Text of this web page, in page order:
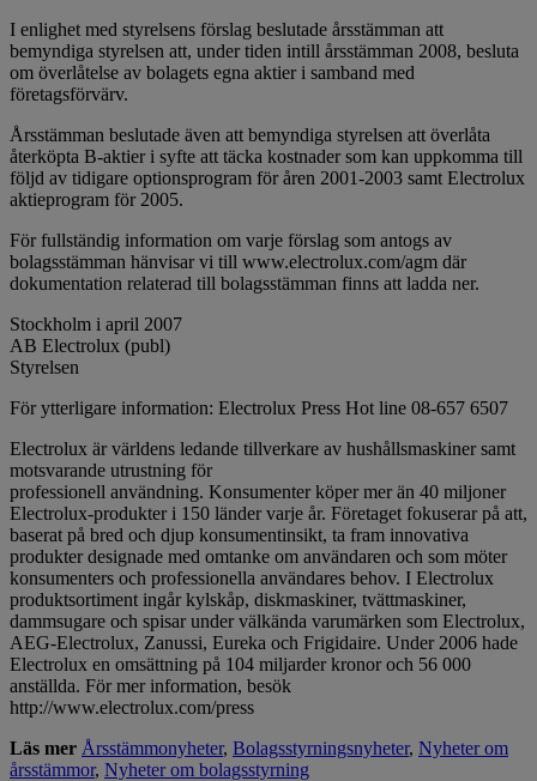
I enlighet med styrelsens förslag beslutade årsstämman att
bemyndiga styrelsen att, under tiden intill årsstämman 2008, besluta
om överlåtelse av bolagets egna aktier i samband med
företagsförvärv.
Årsstämman beslutade även att bemyndiga styrelsen att överlåta
återköpta B-aktier i syfte att täcka kostnader som kan uppkomma till
följd av tidigare optionsprogram för åren 2001-2003 samt Electrolux
aktieprogram för 2005.
För fullständig information om varje förslag som antogs av
bolagsstämman hänvisar vi till www.electrolux.com/agm där
dokumentation relaterad till bolagsstämman finns att ladda ner.
Stockholm i april 2007
AB Electrolux (publ)
Styrelsen
För ytterligare information: Electrolux Press Hot line 08-657 6507
Electrolux är världens ledande tillverkare av hushållsmaskiner samt
motsvarande utrustning för
professionell användning. Konsumenter köper mer än 40 miljoner
Electrolux-produkter i 150 länder varje år. Företaget fokuserar på att,
baserat på bred och djup konsumentinsikt, ta fram innovativa
produkter designade med omtanke om användaren och som möter
konsumenters och professionella användares behov. I Electrolux
produktsortiment ingår kylskåp, diskmaskiner, tvättmaskiner,
dammsugare och spisar under välkända varumärken som Electrolux,
AEG-Electrolux, Zanussi, Eureka och Frigidaire. Under 2006 hade
Electrolux en omsättning på 104 miljarder kronor och 56 000
anställda. För mer information, besök
http://www.electrolux.com/press
Läs mer Årsstämmonyheter, Bolagsstyrningsnyheter, Nyheter om
årsstämmor, Nyheter om bolagsstyrning